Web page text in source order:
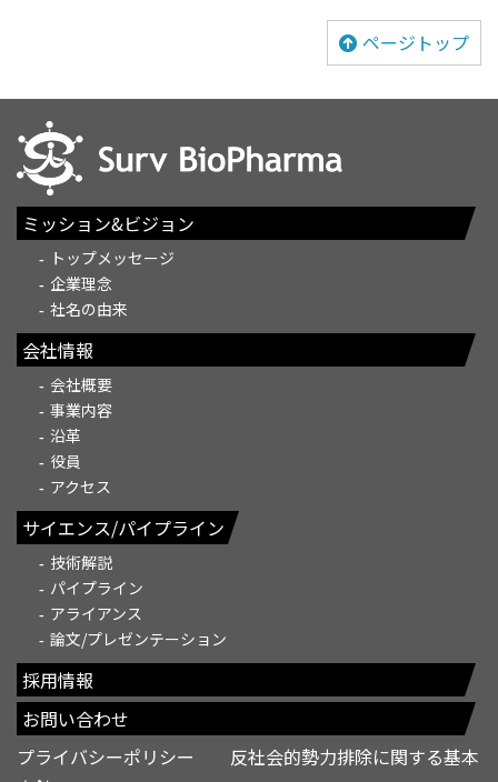
ページトップ
ミッション&ビジョン
トップメッセージ
企業理念
社名の由来
会社情報
会社概要
事業内容
沿革
役員
アクセス
サイエンス/パイプライン
技術解説
パイプライン
アライアンス
論文/プレゼンテーション
採用情報
お問い合わせ
プライバシーポリシー
反社会的勢力排除に関する基本